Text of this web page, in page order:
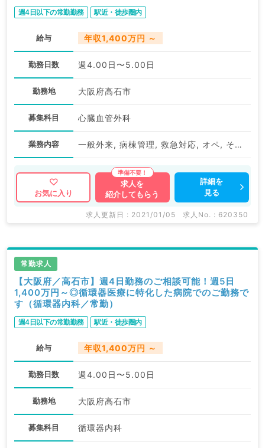
週4日以下の常勤勤務 駅近・徒歩圏内
給与 年収1,400万円 ～
勤務日数 週4.00日〜5.00日
勤務地 大阪府高石市
募集科目 心臓血管外科
業務内容 一般外来, 病棟管理, 救急対応, オペ, その他
お気に入り
求人を
紹介してもらう
詳細を
見る
求人更新日 : 2021/01/05 求人No. : 620350
常勤求人
【大阪府／高石市】週4日勤務のご相談可能！週5日
1,400万円～◎循環器医療に特化した病院でのご勤務で
す（循環器内科／常勤）
週4日以下の常勤勤務 駅近・徒歩圏内
給与 年収1,400万円 ～
勤務日数 週4.00日〜5.00日
勤務地 大阪府高石市
募集科目 循環器内科